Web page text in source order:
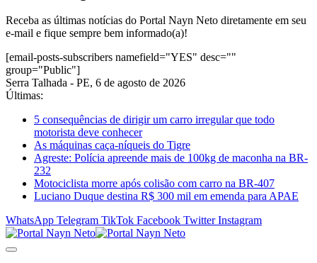
Receba as últimas notícias do Portal Nayn Neto diretamente em seu
e-mail e fique sempre bem informado(a)!
[email-posts-subscribers namefield="YES" desc=""
group="Public"]
Serra Talhada - PE, 6 de agosto de 2026
Últimas:
5 consequências de dirigir um carro irregular que todo
motorista deve conhecer
As máquinas caça-níqueis do Tigre
Agreste: Polícia apreende mais de 100kg de maconha na BR-
232
Motociclista morre após colisão com carro na BR-407
Luciano Duque destina R$ 300 mil em emenda para APAE
WhatsApp Telegram TikTok Facebook Twitter Instagram